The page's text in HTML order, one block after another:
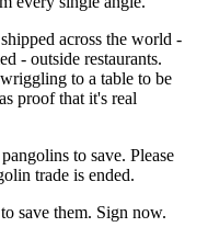
across the world -
- outside restaurants.
to a table to be
proof that it's real
to save. Please
trade is ended.
save them. Sign now.